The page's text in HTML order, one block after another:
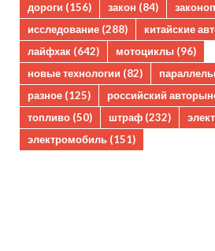
дороги (156) закон (84)
исследование (288) китайские
лайфхак (642) мотоциклы (96)
новые технологии (82)
разное (125) российский
топливо (50) штраф (232)
электромобиль (151)